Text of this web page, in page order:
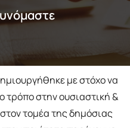
με στόχο να
τρόπο στην ουσιαστική &
τομέα της δημόσιας